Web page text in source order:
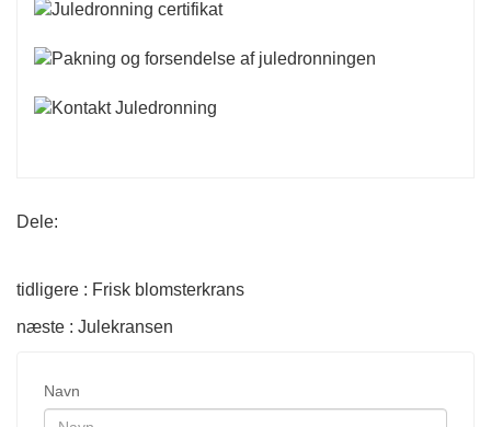
Dele:
tidligere : Frisk blomsterkrans
næste : Julekransen
Navn